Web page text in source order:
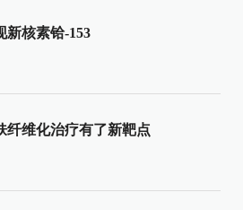
新核素铪-153
纤维化治疗有了新靶点